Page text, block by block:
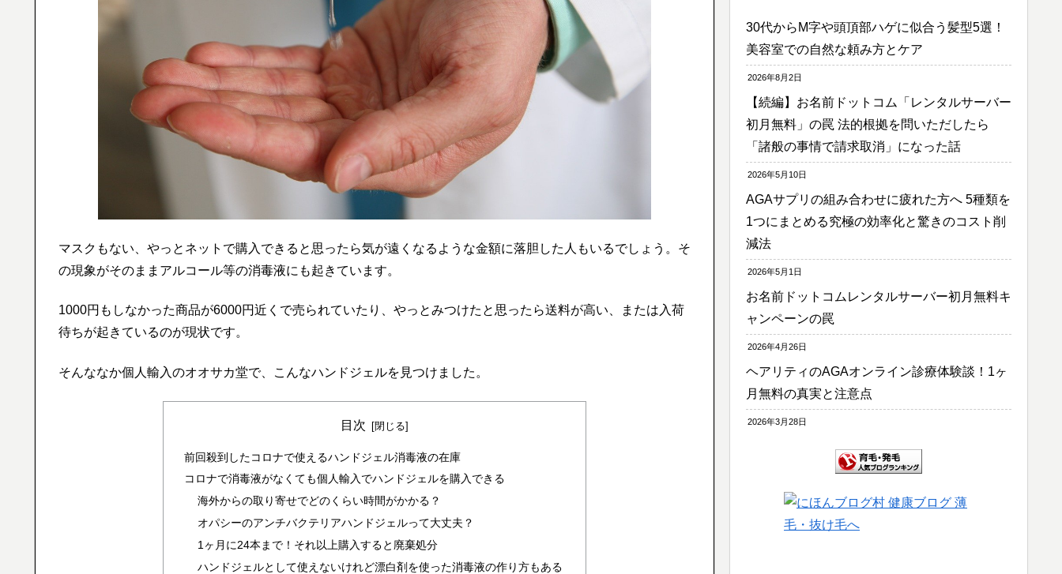
マスクもない、やっとネットで購入できると思ったら気が遠くなるような金額に落胆した人もいるでしょう。そ
の現象がそのままアルコール等の消毒液にも起きています。
1000円もしなかった商品が6000円近くで売られていたり、やっとみつけたと思ったら送料が高い、または入荷
待ちが起きているのが現状です。
そんななか個人輸入のオオサカ堂で、こんなハンドジェルを見つけました。
目次
前回殺到したコロナで使えるハンドジェル消毒液の在庫
コロナで消毒液がなくても個人輸入でハンドジェルを購入できる
海外からの取り寄せでどのくらい時間がかかる？
オパシーのアンチバクテリアハンドジェルって大丈夫？
1ヶ月に24本まで！それ以上購入すると廃棄処分
ハンドジェルとして使えないけれど漂白剤を使った消毒液の作り方もある
30代からM字や頭頂部ハゲに似合う髪型5選！
美容室での自然な頼み方とケア
2026年8月2日
【続編】お名前ドットコム「レンタルサーバー
初月無料」の罠 法的根拠を問いただしたら
「諸般の事情で請求取消」になった話
2026年5月10日
AGAサプリの組み合わせに疲れた方へ 5種類を
1つにまとめる究極の効率化と驚きのコスト削
減法
2026年5月1日
お名前ドットコムレンタルサーバー初月無料キ
ャンペーンの罠
2026年4月26日
ヘアリティのAGAオンライン診療体験談！1ヶ
月無料の真実と注意点
2026年3月28日